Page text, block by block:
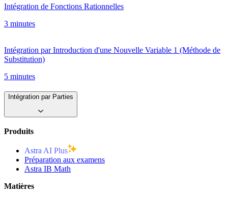
Intégration de Fonctions Rationnelles
3 minutes
Intégration par Introduction d'une Nouvelle Variable 1 (Méthode de
Substitution)
5 minutes
Intégration par Parties
Produits
Astra AI Plus
Préparation aux examens
Astra IB Math
Matières